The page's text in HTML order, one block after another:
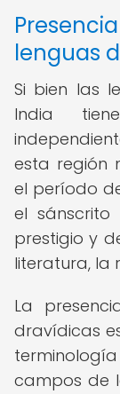
lenguas
Si bien las
India
esta región
el período
el
prestigio y
literatura, la
La
dravídicas
campos de